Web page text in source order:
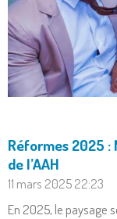
Réformes 2025 :
de l’AAH
11 mars 202522:23
En 2025, le paysage